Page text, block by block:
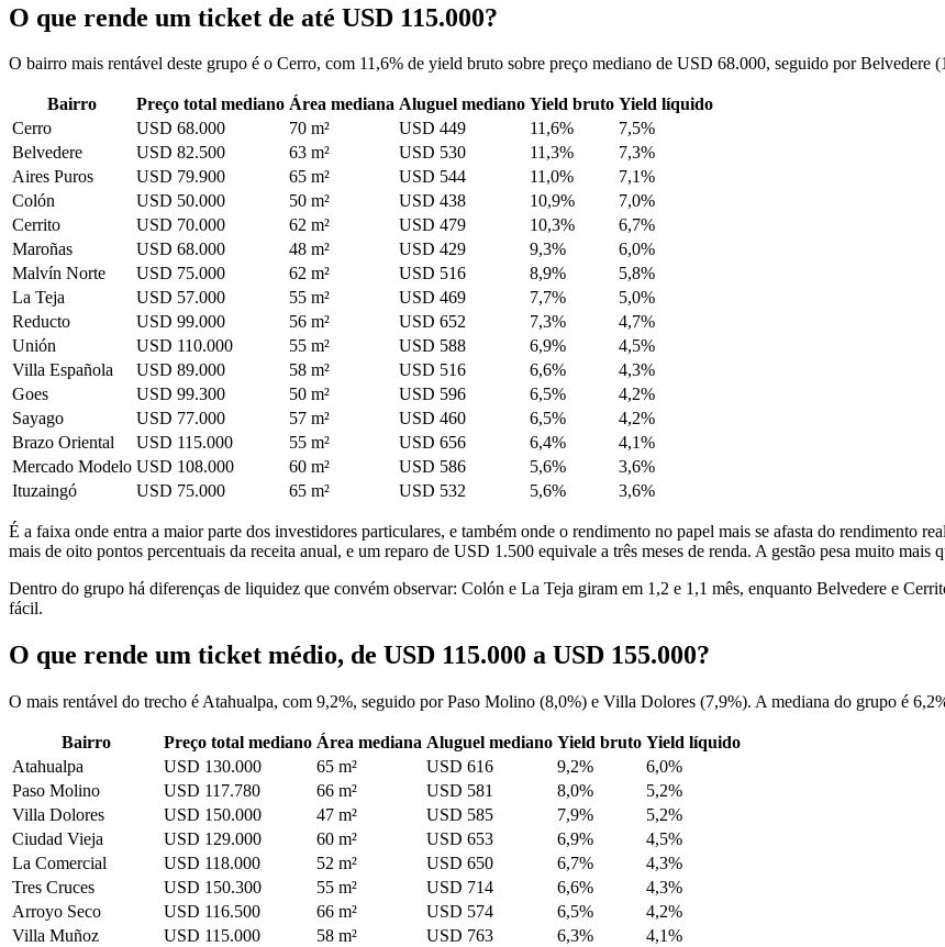
O que rende um ticket de até USD 115.000?
O bairro mais rentável deste grupo é o Cerro, com 11,6% de yield bruto sobre preço mediano de USD 68.000, seguido por
Bairro Preço total mediano Área mediana Aluguel mediano Yield bruto Yield líquido
Cerro
USD 68.000 70 m² USD 449 11,6%
7,5%
Belvedere
USD 82.500 63 m² USD 530 11,3%
7,3%
Aires Puros
USD 79.900 65 m² USD 544 11,0%
7,1%
Colón
USD 50.000 50 m² USD 438 10,9%
7,0%
Cerrito
USD 70.000 62 m² USD 479 10,3%
6,7%
Maroñas
USD 68.000 48 m² USD 429 9,3%
6,0%
Malvín Norte
USD 75.000 62 m² USD 516 8,9%
5,8%
La Teja
USD 57.000 55 m² USD 469 7,7%
5,0%
Reducto
USD 99.000 56 m² USD 652 7,3%
4,7%
Unión
USD 110.000 55 m² USD 588 6,9%
4,5%
Villa Española
USD 89.000 58 m² USD 516 6,6%
4,3%
Goes
USD 99.300 50 m² USD 596 6,5%
4,2%
Sayago
USD 77.000 57 m² USD 460 6,5%
4,2%
Brazo Oriental
USD 115.000 55 m² USD 656 6,4%
4,1%
Mercado Modelo USD 108.000 60 m² USD 586 5,6%
3,6%
Ituzaingó
USD 75.000 65 m² USD 532 5,6% 3,6%
É a faixa onde entra a maior parte dos investidores particulares, e também onde o rendimento no papel mais se afasta do rendimento
mais de oito pontos percentuais da receita anual, e um reparo de USD 1.500 equivale a três meses de renda. A gestão pesa muito mais
Dentro do grupo há diferenças de liquidez que convém observar: Colón e La Teja giram em 1,2 e 1,1 mês, enquanto Belvedere e
fácil.
O que rende um ticket médio, de USD 115.000 a USD 155.000?
O mais rentável do trecho é Atahualpa, com 9,2%, seguido por Paso Molino (8,0%) e Villa Dolores (7,9%). A mediana do grupo é
Bairro Preço total mediano Área mediana Aluguel mediano Yield bruto Yield líquido
Atahualpa
USD 130.000 65 m² USD 616 9,2%
6,0%
Paso Molino
USD 117.780 66 m² USD 581 8,0%
5,2%
Villa Dolores
USD 150.000 47 m² USD 585 7,9%
5,2%
Ciudad Vieja
USD 129.000 60 m² USD 653 6,9%
4,5%
La Comercial
USD 118.000 52 m² USD 650 6,7%
4,3%
Tres Cruces
USD 150.300 55 m² USD 714 6,6%
4,3%
Arroyo Seco
USD 116.500 66 m² USD 574 6,5%
4,2%
Villa Muñoz
USD 115.000 58 m² USD 763 6,3%
4,1%